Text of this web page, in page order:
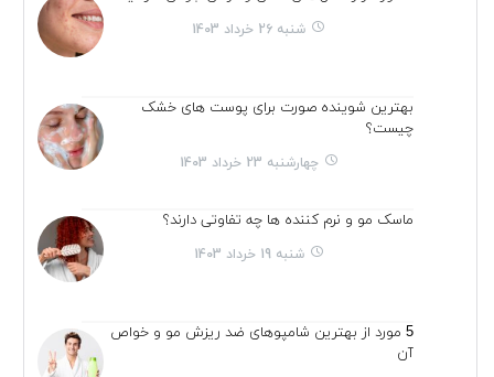
شنبه 26 خرداد 1403
بهترین شوینده صورت برای پوست های خشک
چیست؟
چهارشنبه 23 خرداد 1403
ماسک مو و نرم کننده ها چه تفاوتی دارند؟
شنبه 19 خرداد 1403
5 مورد از بهترین شامپوهای ضد ریزش مو و خواص
آن